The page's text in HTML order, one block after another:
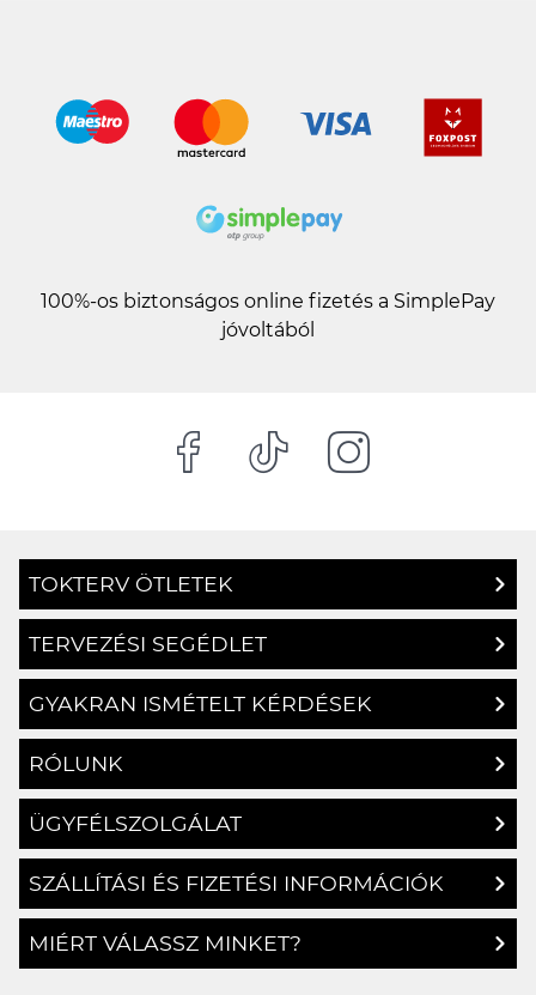
100%-os biztonságos online fizetés a SimplePay
jóvoltából
TOKTERV ÖTLETEK
TERVEZÉSI SEGÉDLET
GYAKRAN ISMÉTELT KÉRDÉSEK
RÓLUNK
ÜGYFÉLSZOLGÁLAT
SZÁLLÍTÁSI ÉS FIZETÉSI INFORMÁCIÓK
MIÉRT VÁLASSZ MINKET?